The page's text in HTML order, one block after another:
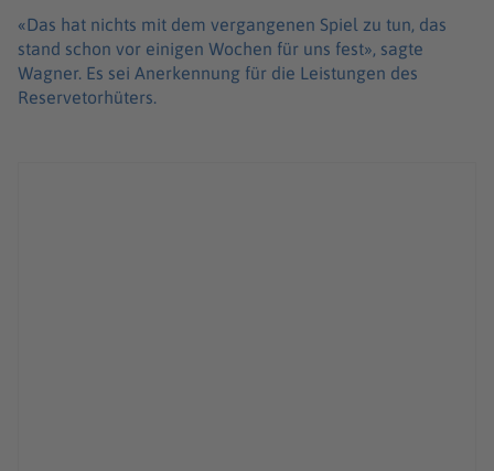
«Das hat nichts mit dem vergangenen Spiel zu tun, das
stand schon vor einigen Wochen für uns fest», sagte
Wagner. Es sei Anerkennung für die Leistungen des
Reservetorhüters.